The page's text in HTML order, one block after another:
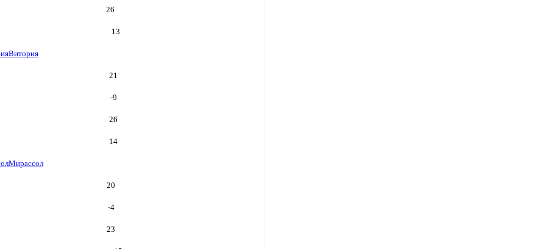
26
13
Витория
21
-9
26
14
Мирассол
20
-4
23